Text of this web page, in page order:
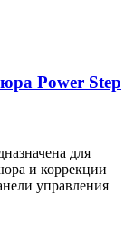
Power Step
для
и коррекции
управления